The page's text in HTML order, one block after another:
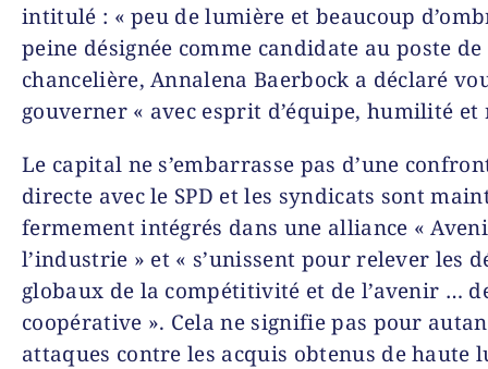
intitulé : « peu de lumière et beaucoup
peine désignée comme candidate au poste de
chancelière, Annalena Baerbock a déclaré
gouverner « avec esprit d’équipe, humilité et
Le capital ne s’embarrasse pas d’une
directe avec le SPD et les syndicats sont
fermement intégrés dans une alliance «
l’industrie » et « s’unissent pour relever les
globaux de la compétitivité et de l’avenir …
coopérative ». Cela ne signifie pas pour
attaques contre les acquis obtenus de haute